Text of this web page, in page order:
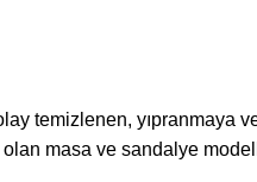
temizlenen, yıpranmaya
masa ve sandalye